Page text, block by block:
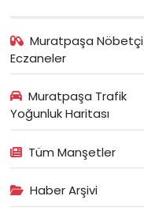
Muratpaşa Nöbetçi
Eczaneler
Muratpaşa Trafik
Yoğunluk Haritası
Tüm Manşetler
Haber Arşivi